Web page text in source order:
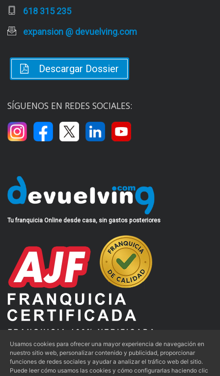
618 315 235
expansion @ devuelving.com
Descargar Dossier
SÍGUENOS EN REDES SOCIALES:
Tu franquicia Online desde casa, sin gastos posteriores
Aviso Legal | Condiciones de Uso | Política de Privacidad |
Usamos cookies para ofrecer una mayor experiencia de navegación en
nuestro sitio web, personalizar contenido y publicidad, proporcionar
funciones de redes sociales y ayudar a analizar el tráfico web del sitio.
Puede leer cómo usamos las cookies y cómo configurarlas haciendo clic